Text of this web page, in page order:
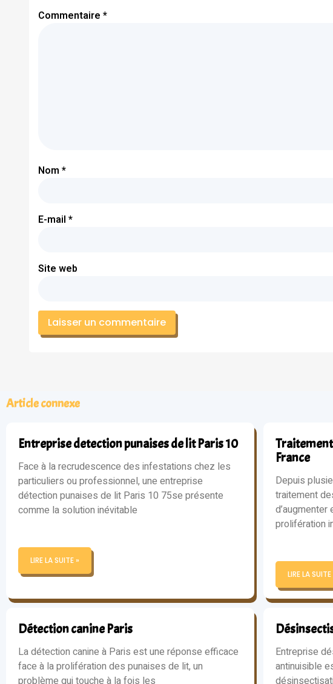
Commentaire *
Nom *
E-mail *
Site web
Article connexe
Entreprise detection punaises de lit Paris 10
Face à la recrudescence des infestations chez les
particuliers ou professionnel, une entreprise
détection punaises de lit Paris 10 75se présente
comme la solution inévitable
LIRE LA SUITE »
Traitement
France
Depuis
traitement
prolifération
LIRE LA SUITE
Détection canine Paris
La détection canine à Paris est une réponse efficace
face à la prolifération des punaises de lit, un
Entreprise
antinuisible